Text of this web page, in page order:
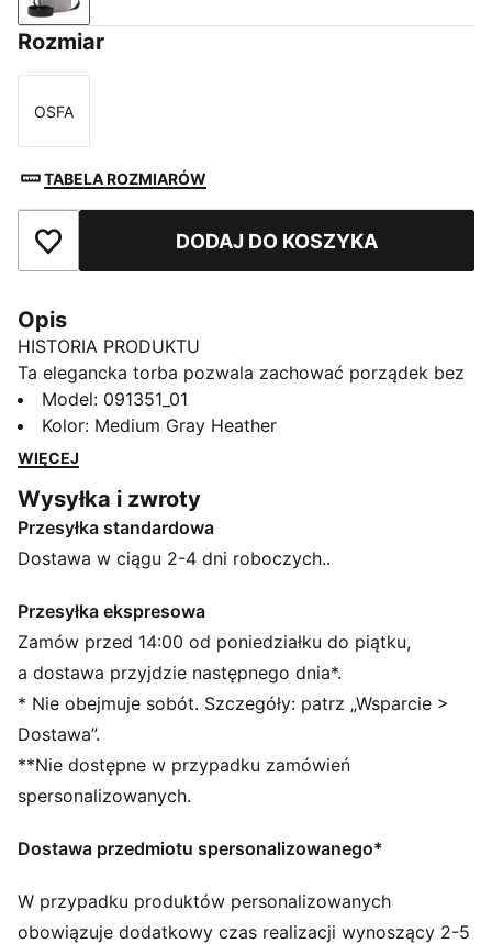
Rozmiar
Rozmiar
OSFA
TABELA ROZMIARÓW
Dodaj do ulubionychDODAJ DO KOSZYKA
Opis
HISTORIA PRODUKTU
Ta elegancka torba pozwala zachować porządek bez
wysiłku. Ma główną komorę zapinaną na zamek,
regulowany pasek na ramię i poręczny parciany
uchwyt oraz jest idealna na codzienne przygody.
PUMA.
CECHY + KORZYŚCI
Produkt wykonany w co najmniej 90% z materiałów
SZCZEGÓŁY
Główna komora z zapięciem an zamek
Wewnętrzna kieszeń wsuwana
Regulowany pasek na ramię
Poręczny parciany uchwyt
Charakterystyczne detale marki PUMA
Model: 091351_01
Kolor: Medium Gray Heather
WIĘCEJ
Wysyłka i zwroty
Przesyłka standardowa
Dostawa w ciągu 2-4 dni roboczych..
Przesyłka ekspresowa
Zamów przed 14:00 od poniedziałku do piątku,
a dostawa przyjdzie następnego dnia*.
* Nie obejmuje sobót. Szczegóły: patrz „Wsparcie >
Dostawa”.
**Nie dostępne w przypadku zamówień
spersonalizowanych.
Dostawa przedmiotu spersonalizowanego*
W przypadku produktów personalizowanych
obowiązuje dodatkowy czas realizacji wynoszący 2-5